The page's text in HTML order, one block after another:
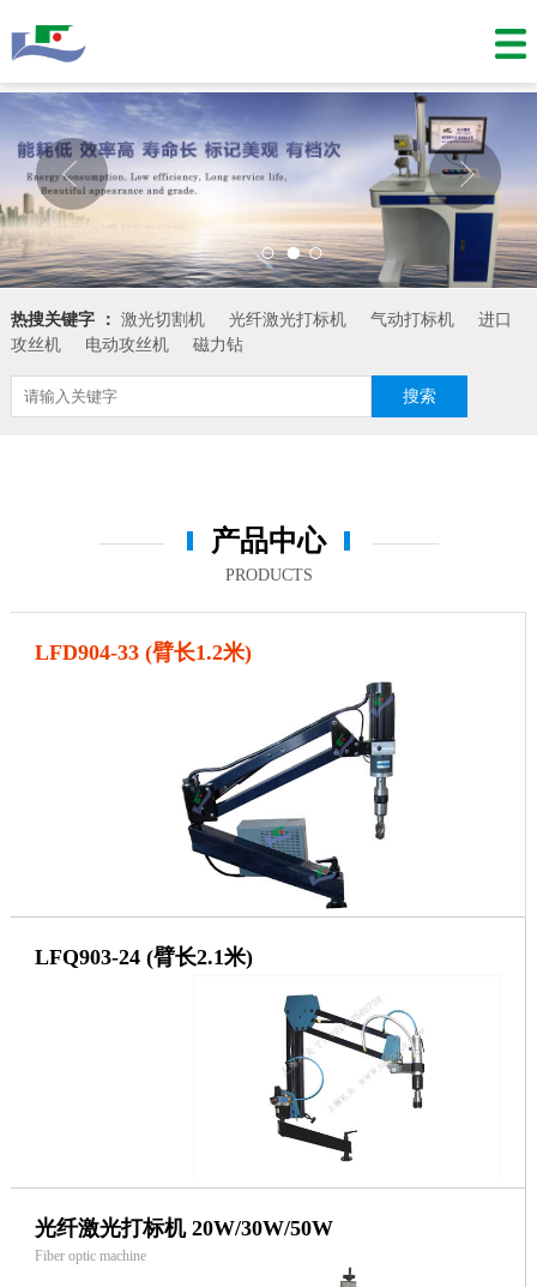
1 2 3
热搜关键字 ： 激光切割机 光纤激光打标机 气动打标机
进口
攻丝机
电动攻丝机 磁力钻
搜索
产品中心
PRODUCTS
LFD904-33 (臂长1.2米)
LFQ903-24 (臂长2.1米)
光纤激光打标机 20W/30W/50W
Fiber optic machine